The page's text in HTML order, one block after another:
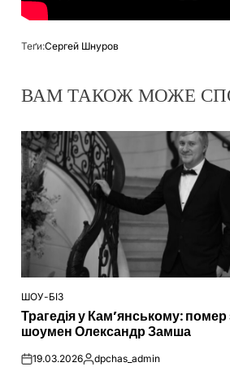
Теґи:Сергей Шнуров
ВАМ ТАКОЖ МОЖЕ
ОПУБЛІКУВАТИ
ШОУ-БІЗ
Трагедія у Кам’янському:
шоумен Олександр Замша
19.03.2026 dpchas_admin